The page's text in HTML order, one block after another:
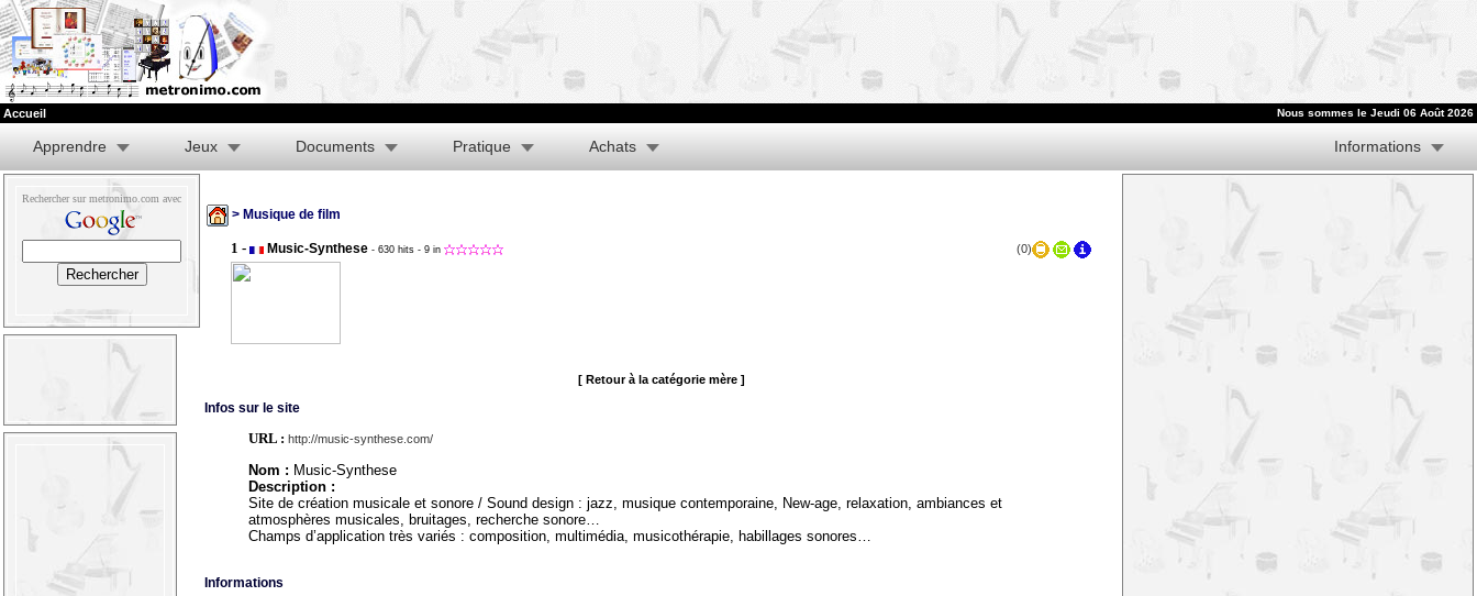
Accueil Nous sommes le Jeudi 06 Août 2026
Apprendre Jeux Documents Pratique Achats Informations
Rechercher sur metronimo.com avec
> Musique de film
1 - Music-Synthese - 630 hits - 9 in (0)
[ Retour à la catégorie mère ]
Infos sur le site
URL : http://music-synthese.com/
Nom : Music-Synthese
Description :
Site de création musicale et sonore / Sound design : jazz, musique contemporaine, New-age, relaxation, ambiances et
atmosphères musicales, bruitages, recherche sonore…
Champs d’application très variés : composition, multimédia, musicothérapie, habillages sonores…
Informations